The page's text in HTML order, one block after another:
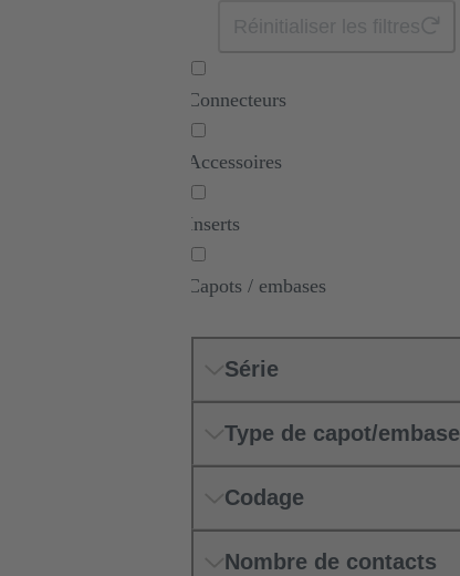
Connecteurs
Accessoires
Inserts
Capots / embases
Série
Type de capot/embase
Codage
Nombre de contacts